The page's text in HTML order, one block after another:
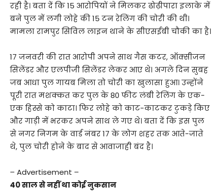
रही है। बता दें कि 15 आरोपियों ने मिलकर ढोढ़ीपारा इलाके में
बने पुल में लगी लोहे की 15 टन रेलिंग की चोरी की थी।
मामला रामपुर सिविल लाइन थाने के सीएसईबी चौकी का है।
17 जनवरी की रात आरोपी अपने साथ गैस कटर, ऑक्सीजन
सिलेंडर और एलपीजी सिलेंडर लेकर आए थे। अगले दिन सुबह
जब आधा पुल गायब मिला तो चोरी का खुलासा हुआ। उन्होंने
पूरी रात मशक्कत कर पुल के 80 फीट लंबी रेलिंग के एक-
एक हिस्से को काटा। फिर लोहे को काट-काटकर टुकड़े किए
और गाड़ी में भरकर अपने साथ ले गए थे। बता दें कि इस पुल
से नगर निगम के वार्ड नंबर 17 के लोग शहर तक आते-जाते
थे, पुल चोरी होने के बाद से आवाजाही बंद है।
– Advertisement –
40 साल से नहीं था कोई नुकसान